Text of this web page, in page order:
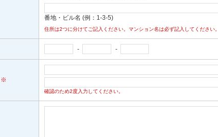
番地・ビル名 (例：1-3-5)
住所は2つに分けてご記入ください。マンション名は必ず記入してください。
- -
※
確認のため2度入力してください。